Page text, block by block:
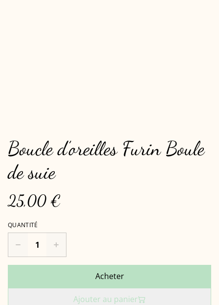
Boucle d’oreilles Furin Boule
de suie
25,00 €
QUANTITÉ
Acheter
Ajouter au panier